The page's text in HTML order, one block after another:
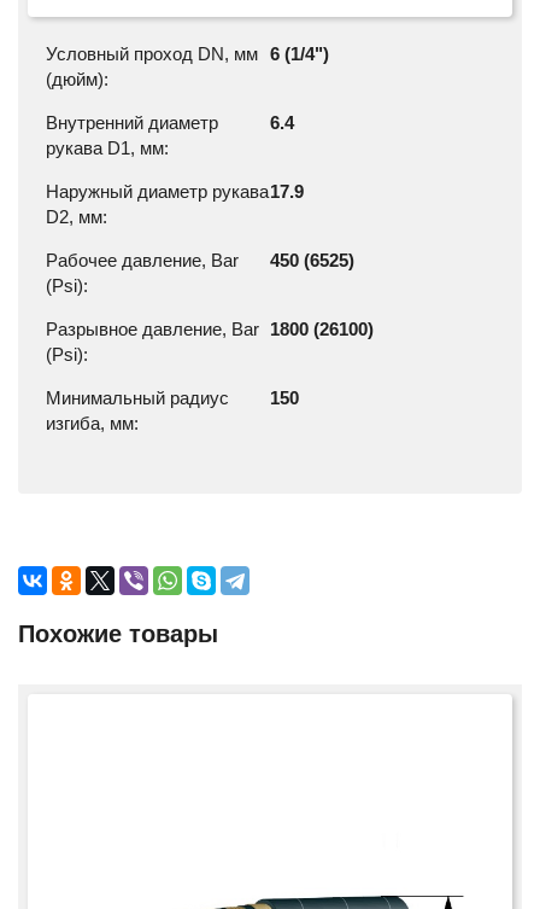
Условный проход DN, мм
(дюйм):
6 (1/4")
Внутренний диаметр
рукава D1, мм:
6.4
Наружный диаметр рукава
D2, мм:
17.9
Рабочее давление, Bar
(Psi):
450 (6525)
Разрывное давление, Bar
(Psi):
1800 (26100)
Минимальный радиус
изгиба, мм:
150
Похожие товары